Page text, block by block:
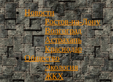
Новости
Ростов-на-Дону
Волгоград
Астрахань
Краснодар
Общество
Экология
ЖКХ